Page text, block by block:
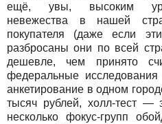
ещё, увы, высоким
невежества в нашей
покупателя (даже если
разбросаны они по всей
дешевле, чем принято
федеральные
анкетирование в одном
тысяч рублей, холл-тест —
несколько фокус-групп